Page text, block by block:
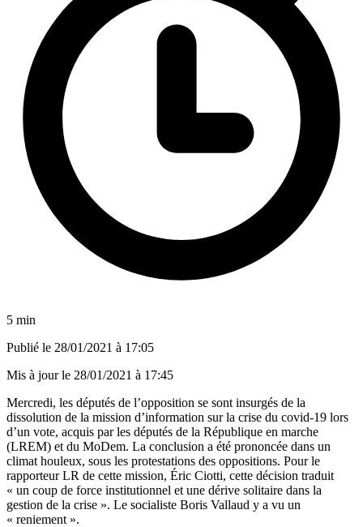
5 min
Publié le 28/01/2021 à 17:05
Mis à jour le 28/01/2021 à 17:45
Mercredi, les députés de l’opposition se sont insurgés de la
dissolution de la mission d’information sur la crise du covid-19 lors
d’un vote, acquis par les députés de la République en marche
(LREM) et du MoDem. La conclusion a été prononcée dans un
climat houleux, sous les protestations des oppositions. Pour le
rapporteur LR de cette mission, Éric Ciotti, cette décision traduit
« un coup de force institutionnel et une dérive solitaire dans la
gestion de la crise ». Le socialiste Boris Vallaud y a vu un
« reniement ».